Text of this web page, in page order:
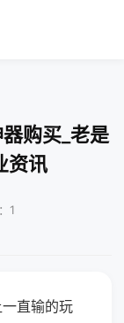
购买_老是
资讯
1
直输的玩